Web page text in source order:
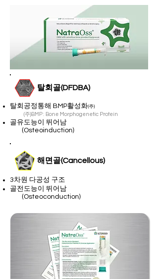
​탈회골(DFDBA)
탈회공정통해 BMP활성화(주)
(주)BMP : Bone Morphogenetic Protein
​골유도능이 뛰어남
(Osteoinduction)
​해면골(Cancellous)
3차원 다공성 구조
​골전도능이 뛰어남
(Osteoconduction)